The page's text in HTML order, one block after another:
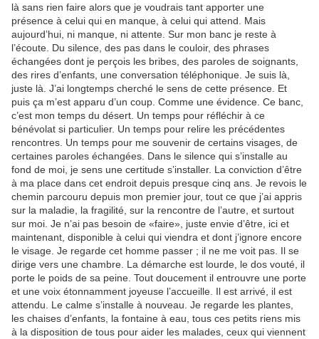
là sans rien faire alors que je voudrais tant apporter une
présence à celui qui en manque, à celui qui attend. Mais
aujourd’hui, ni manque, ni attente. Sur mon banc je reste à
l’écoute. Du silence, des pas dans le couloir, des phrases
échangées dont je perçois les bribes, des paroles de soignants,
des rires d’enfants, une conversation téléphonique. Je suis là,
juste là. J’ai longtemps cherché le sens de cette présence. Et
puis ça m’est apparu d’un coup. Comme une évidence. Ce banc,
c’est mon temps du désert. Un temps pour réfléchir à ce
bénévolat si particulier. Un temps pour relire les précédentes
rencontres. Un temps pour me souvenir de certains visages, de
certaines paroles échangées. Dans le silence qui s’installe au
fond de moi, je sens une certitude s’installer. La conviction d’être
à ma place dans cet endroit depuis presque cinq ans. Je revois le
chemin parcouru depuis mon premier jour, tout ce que j’ai appris
sur la maladie, la fragilité, sur la rencontre de l’autre, et surtout
sur moi. Je n’ai pas besoin de «faire», juste envie d’être, ici et
maintenant, disponible à celui qui viendra et dont j’ignore encore
le visage. Je regarde cet homme passer ; il ne me voit pas. Il se
dirige vers une chambre. La démarche est lourde, le dos vouté, il
porte le poids de sa peine. Tout doucement il entrouvre une porte
et une voix étonnamment joyeuse l’accueille. Il est arrivé, il est
attendu. Le calme s’installe à nouveau. Je regarde les plantes,
les chaises d’enfants, la fontaine à eau, tous ces petits riens mis
à la disposition de tous pour aider les malades, ceux qui viennent